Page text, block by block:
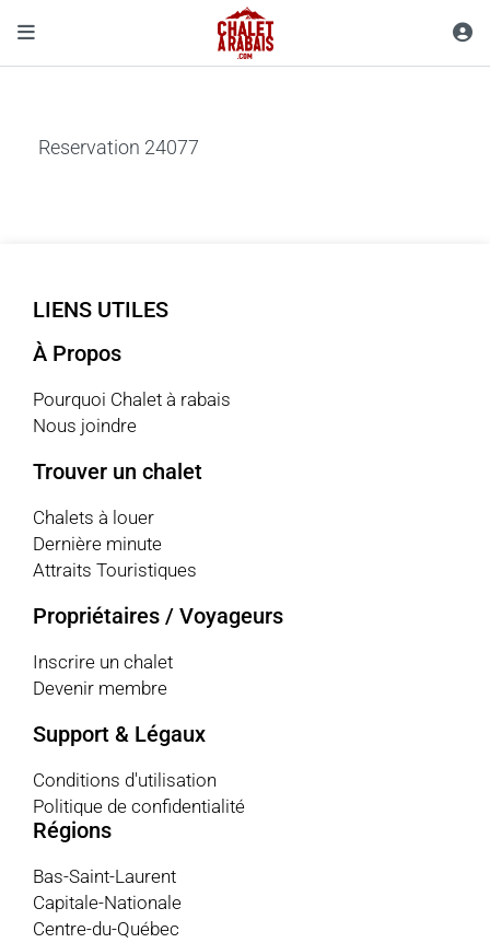
Reservation 24077
LIENS UTILES
À Propos
Pourquoi Chalet à rabais
Nous joindre
Trouver un chalet
Chalets à louer
Dernière minute
Attraits Touristiques
Propriétaires / Voyageurs
Inscrire un chalet
Devenir membre
Support & Légaux
Conditions d'utilisation
Politique de confidentialité
Régions
Bas-Saint-Laurent
Capitale-Nationale
Centre-du-Québec